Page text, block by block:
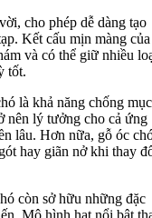
cho phép dễ dàng tạo
Kết cấu mịn màng của
và có thể giữ nhiều
tốt.
là khả năng chống mục
nên lý tưởng cho cả ứng
lâu. Hơn nữa, gỗ óc
hay giãn nở khi thay
còn sở hữu những đặc
Mô hình hạt nổi bật